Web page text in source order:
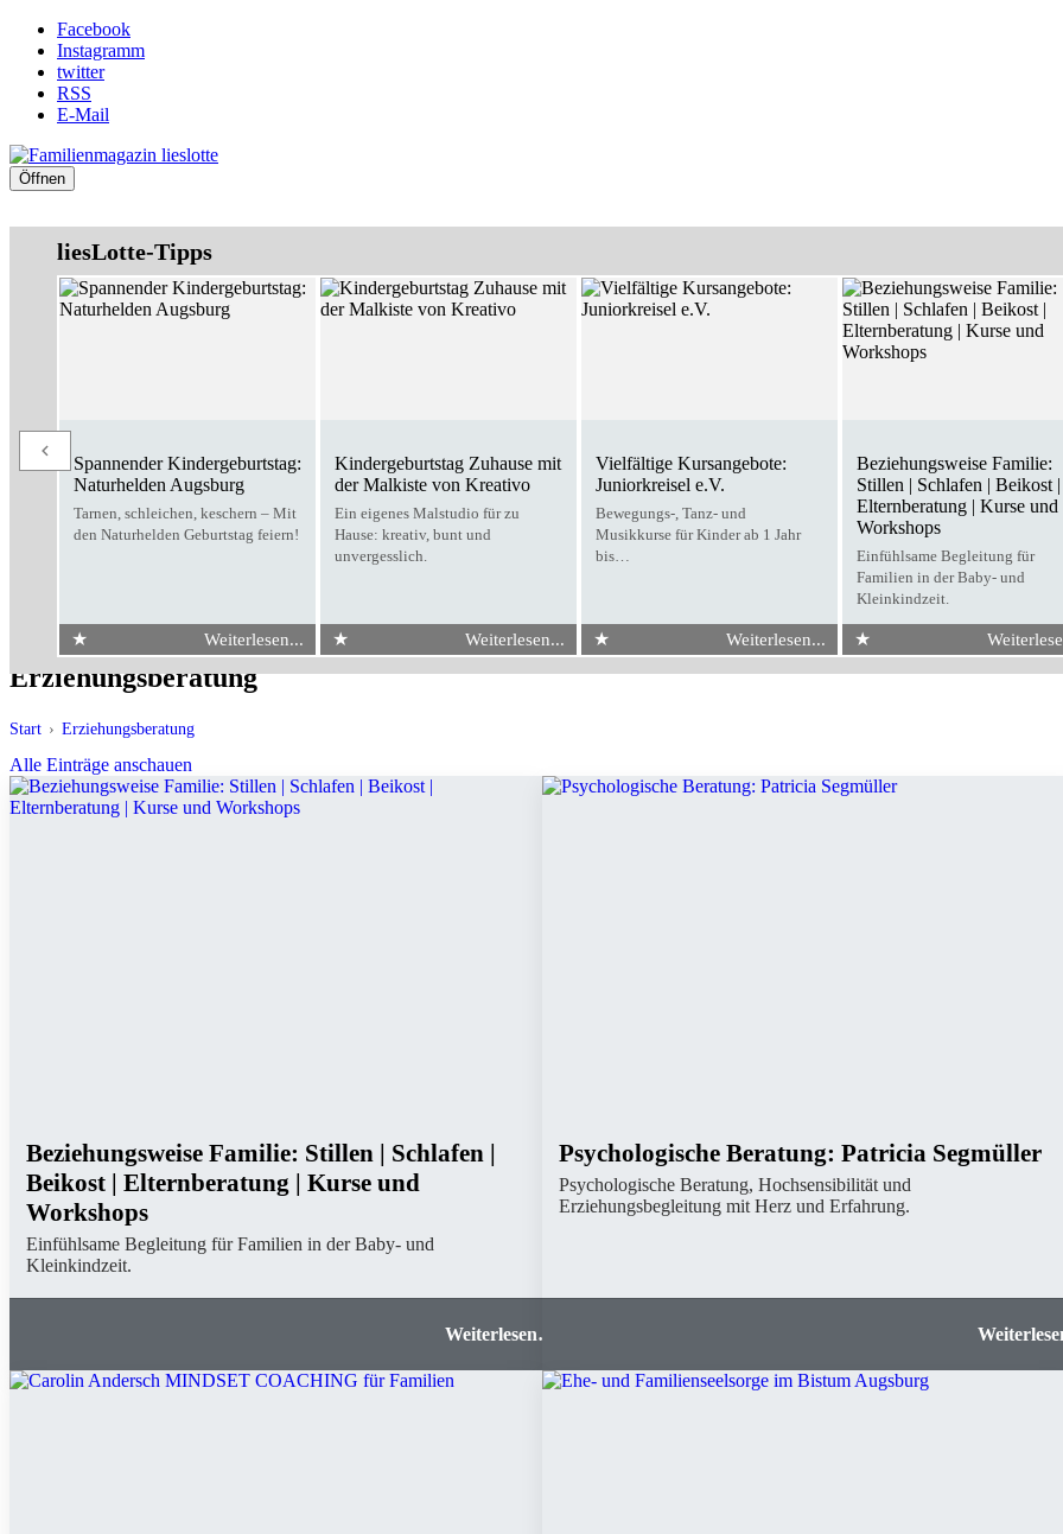
Facebook
Instagramm
twitter
RSS
E-Mail
Öffnen
liesLotte-Tipps
Spannender Kindergeburtstag:
Naturhelden Augsburg
Tarnen, schleichen, keschern – Mit
den Naturhelden Geburtstag feiern!
★ Weiterlesen...
Kindergeburtstag Zuhause mit
der Malkiste von Kreativo
Ein eigenes Malstudio für zu
Hause: kreativ, bunt und
unvergesslich.
★ Weiterlesen...
Vielfältige Kursangebote:
Juniorkreisel e.V.
Bewegungs-, Tanz- und
Musikkurse für Kinder ab 1 Jahr
bis…
★ Weiterlesen...
Beziehungsweise Familie:
Stillen | Schlafen | Beikost |
Elternberatung | Kurse und
Workshops
Einfühlsame Begleitung für
Familien in der Baby- und
Kleinkindzeit.
★
Erziehungsberatung
Start › Erziehungsberatung
Alle Einträge anschauen
Elternberatung | Kurse und Workshops
Beziehungsweise Familie: Stillen | Schlafen |
Beikost | Elternberatung | Kurse und
Workshops
Einfühlsame Begleitung für Familien in der Baby- und
Kleinkindzeit.
Psychologische Beratung: Patricia Segmüller
Psychologische Beratung, Hochsensibilität und
Erziehungsbegleitung mit Herz und Erfahrung.